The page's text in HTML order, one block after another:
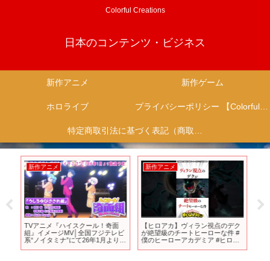
Colorful Creations
日本のコンテンツ・ビジネス
新作アニメ 新作ゲーム
ホロライブ プライバシーポリシー 【Colorful Creation】
特定商取引法に基づく表記（商取引に関する開示）
新作アニメ
TVアニメ『ハイスクール！奇面
組』イメージMV│全国フジテレビ
系“ノイタミナ”にて26年1月より放
新作アニメ
【ヒロアカ】ヴィラン視点のデク
が絶望級のチートヒーローな件 #
僕のヒーローアカデミア #ヒロア